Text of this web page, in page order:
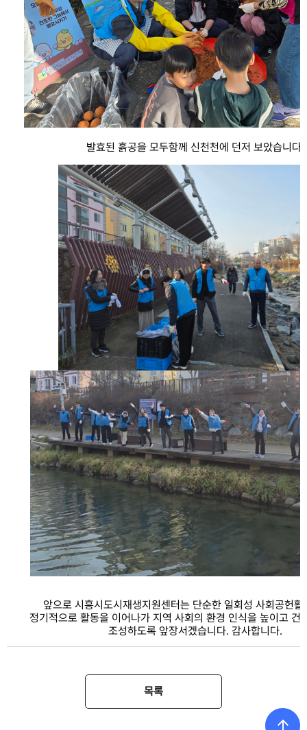
발효된 흙공을 모두함께 신천천에 던저 보았습니다.
앞으로 시흥시도시재생지원센터는 단순한 일회성 사회공헌활
정기적으로 활동을 이어나가 지역 사회의 환경 인식을 높이고 건
조성하도록 앞장서겠습니다. 감사합니다.
목록